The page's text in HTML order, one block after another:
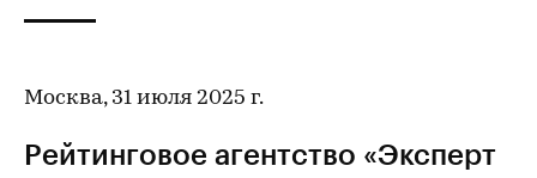
Москва, 31 июля 2025 г.
Рейтинговое агентство «Эксперт